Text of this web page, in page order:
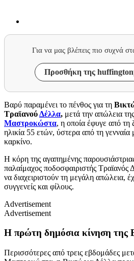
Για να μας βλέπεις πιο συχνά
Προσθήκη της
Βαρύ παραμένει το πένθος για τη
ΤραϊανούΔέλλα, μετά την απώλεια
Μαστροκώστα, η οποία έφυγε από τη
ηλικία 55 ετών, ύστερα από τη
καρκίνο.
Η κόρη της αγαπημένης
παλαίμαχος ποδοσφαιριστής
να διαχειριστούν τη μεγάλη απώλεια,
συγγενείς και φίλους.
Advertisement
Advertisement
Η πρώτη δημόσια κίνηση της
Περισσότερες από τρεις εβδομάδες